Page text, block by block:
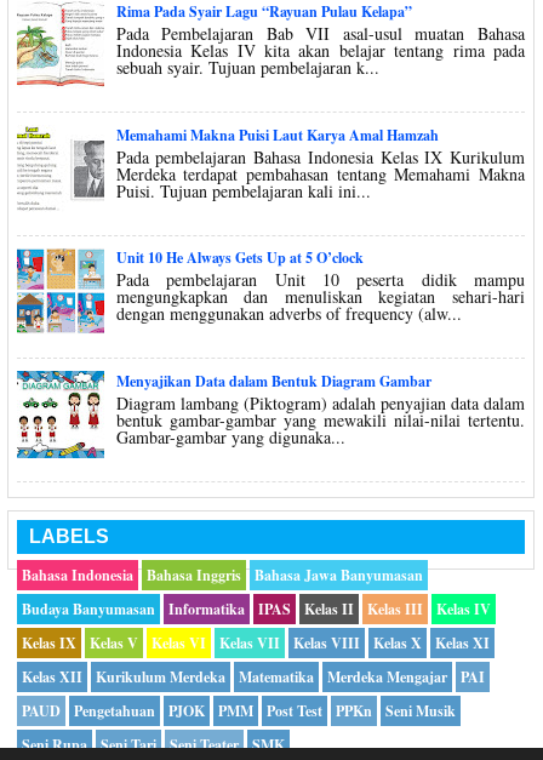
Rima Pada Syair Lagu “Rayuan Pulau Kelapa”
Pada Pembelajaran Bab VII asal-usul muatan Bahasa
Indonesia Kelas IV kita akan belajar tentang rima pada
sebuah syair. Tujuan pembelajaran k...
Memahami Makna Puisi Laut Karya Amal Hamzah
Pada pembelajaran Bahasa Indonesia Kelas IX Kurikulum
Merdeka terdapat pembahasan tentang Memahami Makna
Puisi. Tujuan pembelajaran kali ini...
Unit 10 He Always Gets Up at 5 O’clock
Pada pembelajaran Unit 10 peserta didik mampu
mengungkapkan dan menuliskan kegiatan sehari-hari
dengan menggunakan adverbs of frequency (alw...
Menyajikan Data dalam Bentuk Diagram Gambar
Diagram lambang (Piktogram) adalah penyajian data dalam
bentuk gambar-gambar yang mewakili nilai-nilai tertentu.
Gambar-gambar yang digunaka...
LABELS
Bahasa Indonesia
Bahasa Inggris
Bahasa Jawa Banyumasan
Budaya Banyumasan
Informatika IPAS Kelas II Kelas III
Kelas IV
Kelas IX
Kelas V Kelas VI Kelas VII Kelas VIII Kelas X
Kelas XI
Kelas XII
Kurikulum Merdeka Matematika Merdeka Mengajar
PAI
PAUD
Pengetahuan PJOK PMM Post Test PPKn
Seni Musik
Seni Rupa
Seni Tari Seni Teater SMK